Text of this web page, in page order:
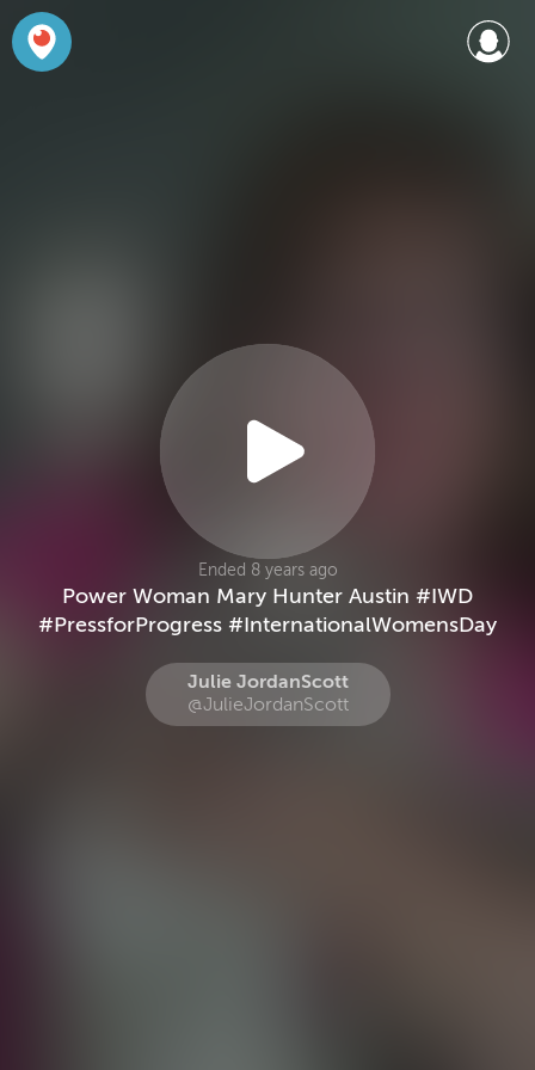
Ended 8 years ago
Power Woman Mary Hunter Austin #IWD
#PressforProgress #InternationalWomensDay
Julie JordanScott
@JulieJordanScott